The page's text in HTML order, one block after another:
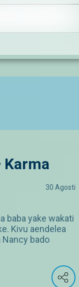
Karma
30 Agosti
baba yake wakati
Kivu aendelea
Nancy bado